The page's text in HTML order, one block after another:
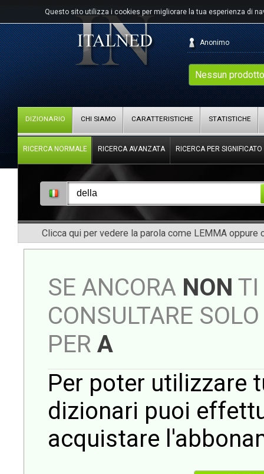
Questo sito utilizza i cookies per migliorare la tua esperienza di
Nessun
Anonimo
DIZIONARIO CHI SIAMO CARATTERISTICHE STATISTICHE
RICERCA NORMALE RICERCA AVANZATA RICERCA PER SIGNIFICATO
Clicca qui per vedere la parola come LEMMA oppure
SE ANCORA NON TI
CONSULTARE
PER A
Per poter utilizzare
dizionari puoi
acquistare